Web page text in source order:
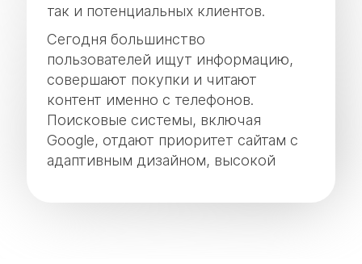
так и потенциальных клиентов.
Сегодня большинство
пользователей ищут информацию,
совершают покупки и читают
контент именно с телефонов.
Поисковые системы, включая
Google, отдают приоритет сайтам с
адаптивным дизайном, высокой
мобильным интерфейсом.